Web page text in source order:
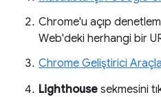
Chrome'u açıp
Web'deki herhangi bir
Chrome Geliştirici
Lighthouse sekmesini